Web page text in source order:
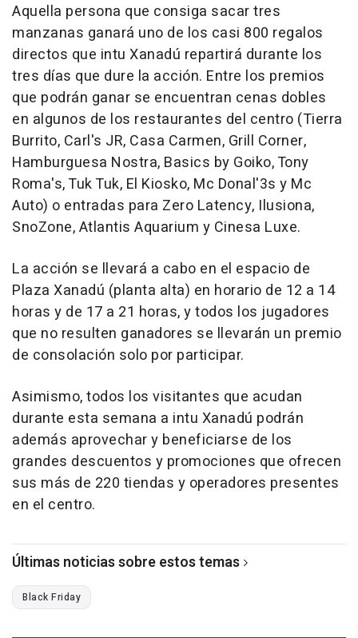
Aquella persona que consiga sacar tres
manzanas ganará uno de los casi 800 regalos
directos que intu Xanadú repartirá durante los
tres días que dure la acción. Entre los premios
que podrán ganar se encuentran cenas dobles
en algunos de los restaurantes del centro (Tierra
Burrito, Carl's JR, Casa Carmen, Grill Corner,
Hamburguesa Nostra, Basics by Goiko, Tony
Roma's, Tuk Tuk, El Kiosko, Mc Donal'3s y Mc
Auto) o entradas para Zero Latency, Ilusiona,
SnoZone, Atlantis Aquarium y Cinesa Luxe.
La acción se llevará a cabo en el espacio de
Plaza Xanadú (planta alta) en horario de 12 a 14
horas y de 17 a 21 horas, y todos los jugadores
que no resulten ganadores se llevarán un premio
de consolación solo por participar.
Asimismo, todos los visitantes que acudan
durante esta semana a intu Xanadú podrán
además aprovechar y beneficiarse de los
grandes descuentos y promociones que ofrecen
sus más de 220 tiendas y operadores presentes
en el centro.
Últimas noticias sobre estos temas
Black Friday